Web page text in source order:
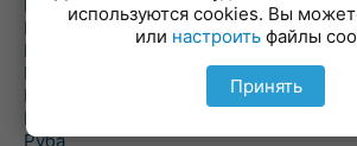
Погоща
Подсвилье
Полоцк
Поставы
Прозороки
Россоны
Руба
используются cookies. Вы
или настроить файлы
Принять